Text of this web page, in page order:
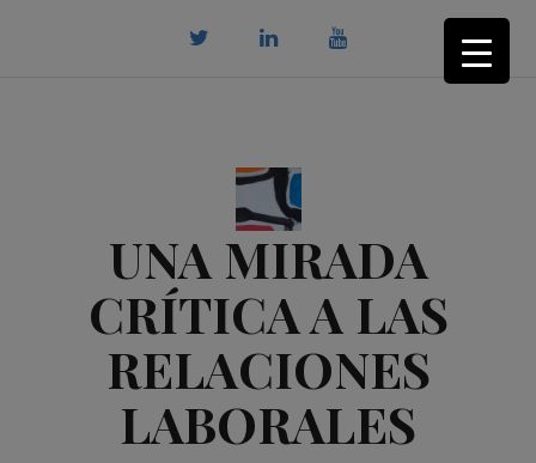
UNA MIRADA
CRÍTICA A LAS
RELACIONES
LABORALES